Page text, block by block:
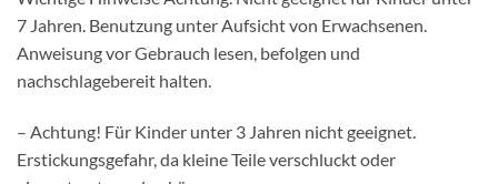
7 Jahren. Benutzung unter Aufsicht von Erwachsenen.
Anweisung vor Gebrauch lesen, befolgen und
nachschlagebereit halten.
– Achtung! Für Kinder unter 3 Jahren nicht geeignet.
Erstickungsgefahr, da kleine Teile verschluckt oder